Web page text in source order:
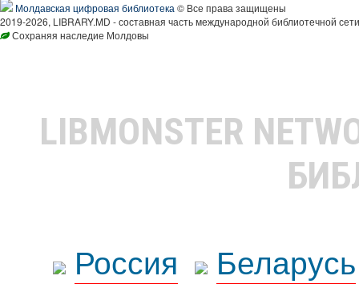
Молдавская цифровая библиотека © Все права защищены
2019-2026, LIBRARY.MD - составная часть международной библиотечной
Сохраняя наследие Молдовы
LIBMONSTER
Россия
Беларусь